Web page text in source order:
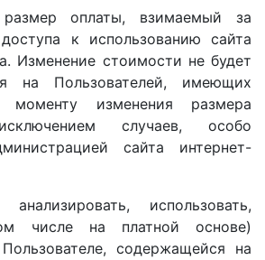
размер оплаты, взимаемый за
к использованию сайта
Изменение стоимости не будет
на Пользователей, имеющих
моменту изменения размера
случаев, особо
сайта интернет-
использовать,
числе на платной основе)
содержащейся на